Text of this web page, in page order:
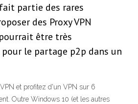
partie des rares
des Proxy VPN
être très
le partage p2p dans un
et profitez d'un VPN sur 6
Outre Windows 10 (et les autres